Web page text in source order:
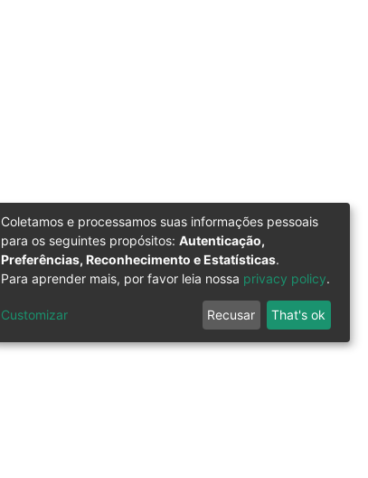
Coletamos e processamos suas informações pessoais
para os seguintes propósitos: Autenticação,
Preferências, Reconhecimento e Estatísticas.
Para aprender mais, por favor leia nossa privacy policy.
Customizar Recusar That's ok